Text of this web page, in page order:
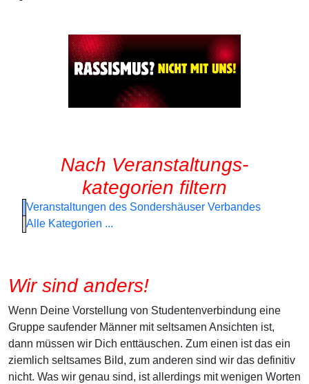
Nach Veranstaltungs-
kategorien filtern
Veranstaltungen des Sondershäuser Verbandes
Alle Kategorien ...
Wir sind anders!
Wenn Deine Vorstellung von Studentenverbindung eine
Gruppe saufender Männer mit seltsamen Ansichten ist,
dann müssen wir Dich enttäuschen. Zum einen ist das ein
ziemlich seltsames Bild, zum anderen sind wir das definitiv
nicht. Was wir genau sind, ist allerdings mit wenigen Worten